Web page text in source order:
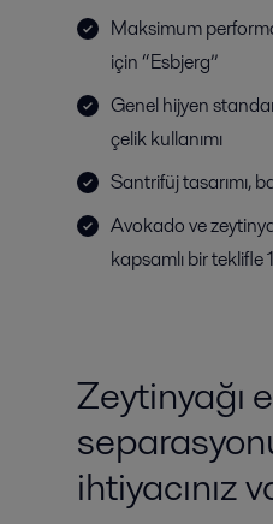
Maksimum
için “Esbjerg”
Genel hijyen
çelik kullanımı
Santrifüj tasarımı,
Avokado ve
kapsamlı bir teklifle
Zeytinyağı
ihtiyacınız